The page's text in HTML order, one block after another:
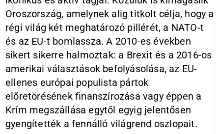
Oroszország, amelynek alig titkolt célja, hogy a
régi világ két meghatározó pillérét, a NATO-t
és az EU-t bomlassza. A 2010-es években
sikert sikerre halmoztak: a Brexit és a 2016-os
amerikai választások befolyásolása, az EU-
ellenes európai populista pártok
előretörésének finanszírozása vagy éppen a
Krím megszállása egytől egyig jelentősen
gyengítették a fennálló világrend oszlopait.